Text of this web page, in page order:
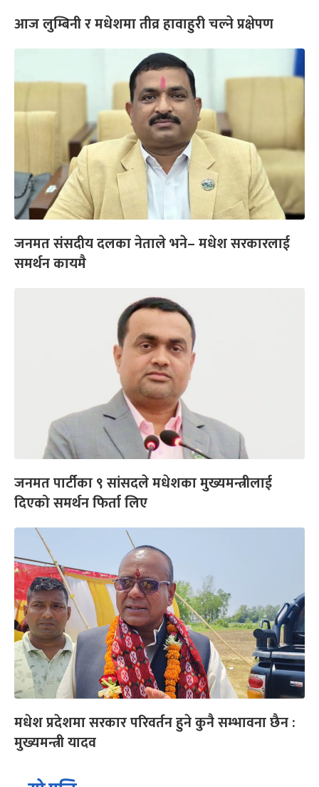
आज लुम्बिनी र मधेशमा तीव्र हावाहुरी चल्ने प्रक्षेपण
जनमत संसदीय दलका नेताले भने– मधेश सरकारलाई
समर्थन कायमै
जनमत पार्टीका ९ सांसदले मधेशका मुख्यमन्त्रीलाई
दिएको समर्थन फिर्ता लिए
मधेश प्रदेशमा सरकार परिवर्तन हुने कुनै सम्भावना छैन :
मुख्यमन्त्री यादव